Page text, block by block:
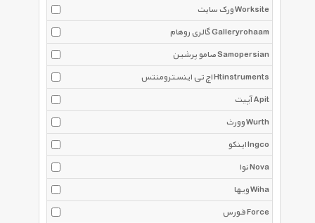
ورک سایت Worksite
گالری روهام Galleryrohaam
صامو پرشین Samopersian
اچ تی اینسترومنتس Htinstruments
آپیت Apit
وورث Wurth
اینکو Ingco
نوا Nova
ویها Wiha
فورس Force